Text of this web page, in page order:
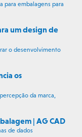
para embalagens para
um design de
o desenvolvimento
os
da marca,
| AG CAD
de dados